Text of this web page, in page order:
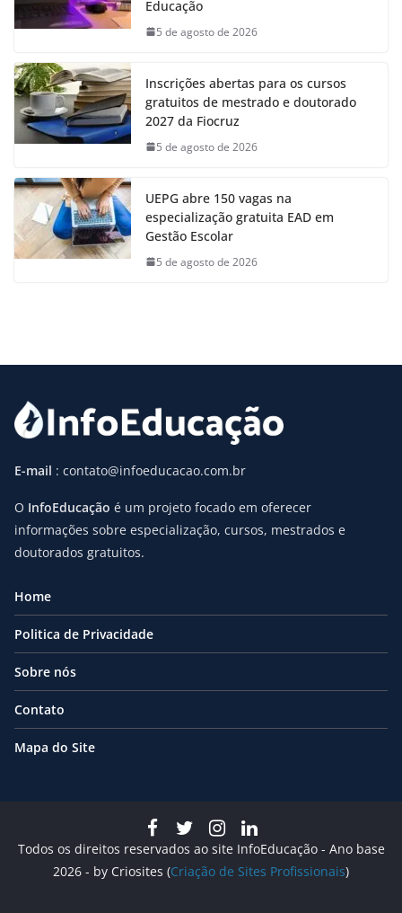
Educação
5 de agosto de 2026
Inscrições abertas para os cursos
gratuitos de mestrado e doutorado
2027 da Fiocruz
5 de agosto de 2026
UEPG abre 150 vagas na
especialização gratuita EAD em
Gestão Escolar
5 de agosto de 2026
E-mail : contato@infoeducacao.com.br
O InfoEducação é um projeto focado em oferecer
informações sobre especialização, cursos, mestrados e
doutorados gratuitos.
Home
Politica de Privacidade
Sobre nós
Contato
Mapa do Site
Todos os direitos reservados ao site InfoEducação - Ano base
2026 - by Criosites (Criação de Sites Profissionais)